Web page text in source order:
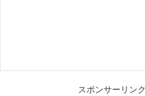
スポンサーリンク